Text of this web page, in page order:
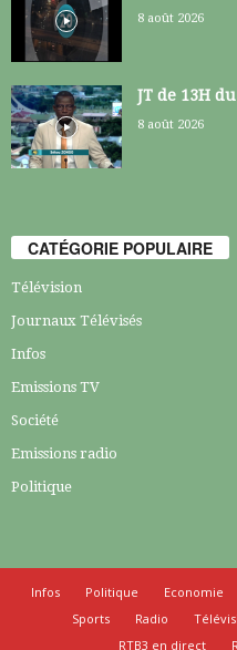
8 août 2026
JT de 13H
8 août 2026
CATÉGORIE POPULAIRE
Télévision
Journaux Télévisés
Infos
Emissions TV
Société
Emissions radio
Politique
Infos Politique Economie
Sports
Radio
RTB3 en direct